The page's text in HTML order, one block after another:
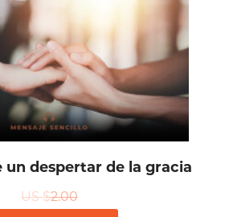
un despertar de la gracia
US $2.00